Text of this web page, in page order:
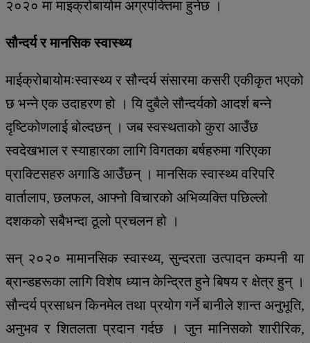
२०२० मा माइक्रोबायोम अग्रपंक्तिमा हुनेछ ।
सौन्दर्य र मानसिक स्वास्थ्य
माईक्रोबायोमःस्वास्थ्य र सौन्दर्य संसारमा कसरी एकीकृत भएको
छ भन्ने एक उदाहरण हो । यि दुबैले सौन्दर्यको आदर्श बन्ने
दृष्टिकोणलाई बोल्दछन् । जब स्वस्थताको कुरा आउँछ
स्वदेखभाल र स्याहारका लागि विगतका बर्षहरुमा गरिएका
प्राक्टिसहरु अगाडि आउँछन् । मानसिक स्वास्थ्य वरिपरि
वार्तालाप, छलफल, आफ्नो विचारको अभिव्यक्ति पछिल्लो
दशकको सबैभन्दा ठूलो प्रचलन हो ।
सन् २०२० मामानसिक स्वास्थ्य, सुन्दरता उत्पादन कम्पनी या
ब्रान्डहरूका लागि विशेष ध्यान केन्द्रित हुने बिषय र क्षेत्र हुन् ।
सौन्दर्य प्रसाधन किनमेल तथा प्रयोग गर्ने बानीले शान्त अनुभूति,
अनुभव र शितलता प्रदान गर्दछ । जुन मानिसको शारीरिक,